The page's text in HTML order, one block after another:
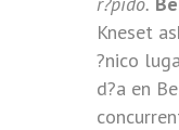
Kneset
?nico
d?a en